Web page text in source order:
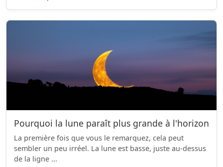
Pourquoi la lune paraît plus grande à l'horizon
La première fois que vous le remarquez, cela peut
sembler un peu irréel. La lune est basse, juste au-dessus
de la ligne ...